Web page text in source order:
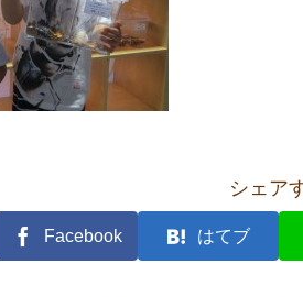
シェア
Facebook はてブ